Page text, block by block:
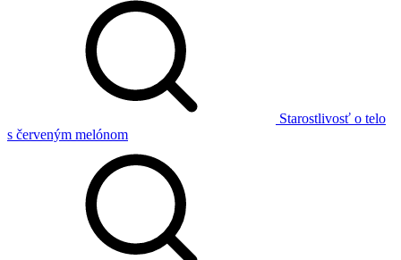
Starostlivosť o telo
s červeným melónom